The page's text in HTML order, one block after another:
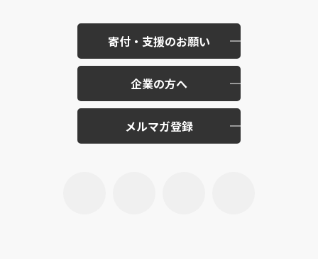
寄付・支援のお願い
企業の方へ
メルマガ登録